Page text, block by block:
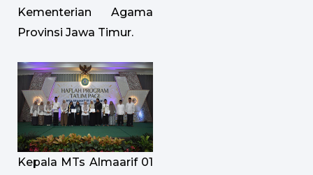
Kementerian Agama
Provinsi Jawa Timur.
Kepala MTs Almaarif 01